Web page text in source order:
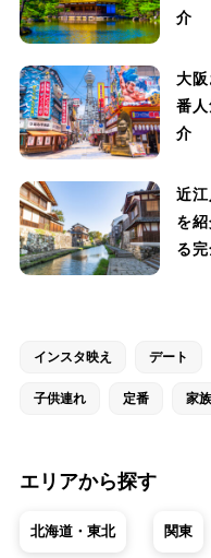
介
大
番
介
近
を
る
インスタ映え デート
子供連れ 定番 家
エリアから探す
北海道・東北 関東